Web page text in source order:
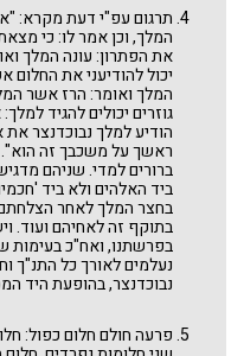
תרגום עפ"י דעת מקרא:
המלך, וכן אמר לו: כי
את הפתרון: עונה המלך
יכול להודיעני את החלום
המלך ואומר: הרז אשר
גוזרים יכולים להגיד
הודיע למלך נבוכדנצר את
ראשך על משכבך זה הוא".
ברורים למדי. שניהם
ביד האלהים ולא ביד
בחצר המלך לאחר
בתוקף זה לאחיהם ועוד.
בפרשתנו, ואח"כ
נעלמים לאורך כל התנ"ך
נבוכדנצר, בהופעת היד
פרעה חולם חלום כפול: